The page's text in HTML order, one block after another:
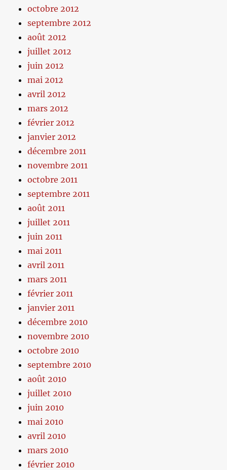
octobre 2012
septembre 2012
août 2012
juillet 2012
juin 2012
mai 2012
avril 2012
mars 2012
février 2012
janvier 2012
décembre 2011
novembre 2011
octobre 2011
septembre 2011
août 2011
juillet 2011
juin 2011
mai 2011
avril 2011
mars 2011
février 2011
janvier 2011
décembre 2010
novembre 2010
octobre 2010
septembre 2010
août 2010
juillet 2010
juin 2010
mai 2010
avril 2010
mars 2010
février 2010